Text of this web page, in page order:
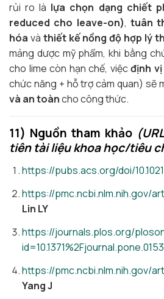
rủi ro là lựa chọn dạng chiết
reduced cho leave-on), tuân
hóa và thiết kế nồng độ hợp lý
mảng dược mỹ phẩm, khi bằng
cho lime còn hạn chế, việcđịnh
chức năng + hỗ trợ cảm quan) sẽ
và an toàncho công thức.
11) Nguồn tham khảo
tiên tài liệu khoa học/tiêu
https://pubs.acs.org/doi/
https://pmc.ncbi.nlm.nih.gov/
Lin LY
https://journals.plos.org/
https://pmc.ncbi.nlm.nih.gov/
Yang J